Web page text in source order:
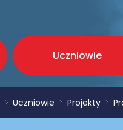
Uczniowie
> Uczniowie > Projekty >